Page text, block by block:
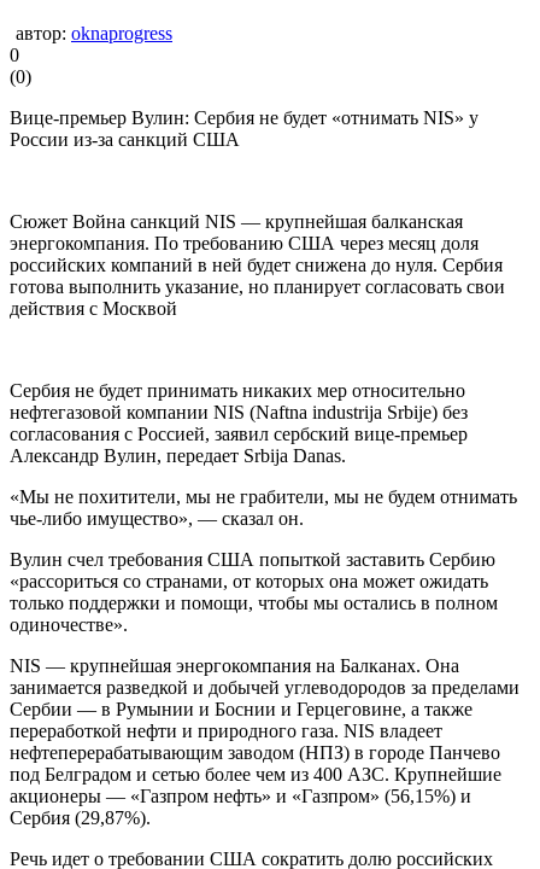
автор: oknaprogress
0
(0)
Вице-премьер Вулин: Сербия не будет «отнимать NIS» у
России из-за санкций США
Сюжет Война санкций NIS — крупнейшая балканская
энергокомпания. По требованию США через месяц доля
российских компаний в ней будет снижена до нуля. Сербия
готова выполнить указание, но планирует согласовать свои
действия с Москвой
Сербия не будет принимать никаких мер относительно
нефтегазовой компании NIS (Naftna industrija Srbije) без
согласования с Россией, заявил сербский вице-премьер
Александр Вулин, передает Srbija Danas.
«Мы не похитители, мы не грабители, мы не будем отнимать
чье-либо имущество», — сказал он.
Вулин счел требования США попыткой заставить Сербию
«рассориться со странами, от которых она может ожидать
только поддержки и помощи, чтобы мы остались в полном
одиночестве».
NIS — крупнейшая энергокомпания на Балканах. Она
занимается разведкой и добычей углеводородов за пределами
Сербии — в Румынии и Боснии и Герцеговине, а также
переработкой нефти и природного газа. NIS владеет
нефтеперерабатывающим заводом (НПЗ) в городе Панчево
под Белградом и сетью более чем из 400 АЗС. Крупнейшие
акционеры — «Газпром нефть» и «Газпром» (56,15%) и
Сербия (29,87%).
Речь идет о требовании США сократить долю российских